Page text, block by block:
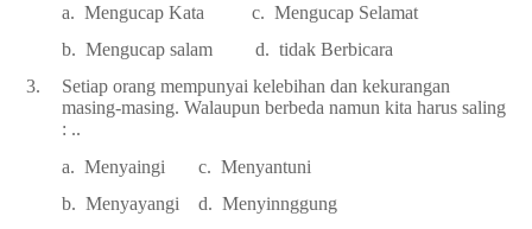
a. Mengucap Kata c. Mengucap Selamat
b. Mengucap salam d. tidak Berbicara
3.
Setiap orang mempunyai kelebihan dan kekurangan
masing-masing. Walaupun berbeda namun kita harus saling
: ..
a. Menyaingi c. Menyantuni
b. Menyayangi d. Menyinnggung